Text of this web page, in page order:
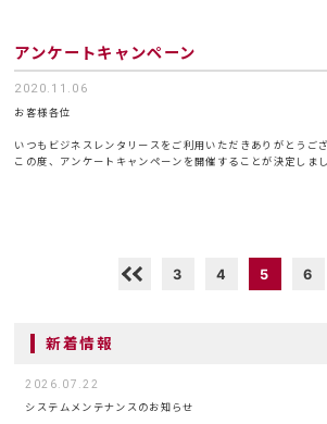
アンケートキャンペーン
2020.11.06
お客様各位
いつもビジネスレンタリースをご利用いただきありがとうござ
この度、アンケートキャンペーンを開催することが決定しま
3 4 5 6
新着情報
2026.07.22
システムメンテナンスのお知らせ